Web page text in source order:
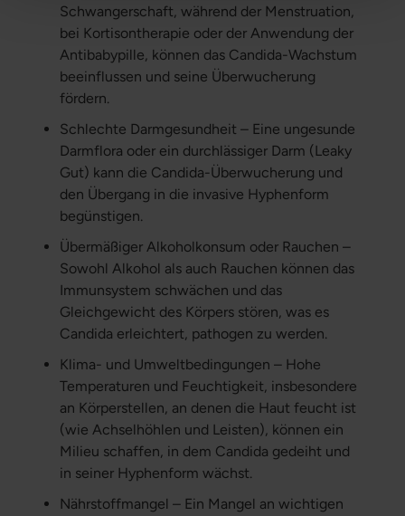
Schwangerschaft, während der Menstruation,
bei Kortisontherapie oder der Anwendung der
Antibabypille, können das Candida-Wachstum
beeinflussen und seine Überwucherung
fördern.
Schlechte Darmgesundheit – Eine ungesunde
Darmflora oder ein durchlässiger Darm (Leaky
Gut) kann die Candida-Überwucherung und
den Übergang in die invasive Hyphenform
begünstigen.
Übermäßiger Alkoholkonsum oder Rauchen –
Sowohl Alkohol als auch Rauchen können das
Immunsystem schwächen und das
Gleichgewicht des Körpers stören, was es
Candida erleichtert, pathogen zu werden.
Klima- und Umweltbedingungen – Hohe
Temperaturen und Feuchtigkeit, insbesondere
an Körperstellen, an denen die Haut feucht ist
(wie Achselhöhlen und Leisten), können ein
Milieu schaffen, in dem Candida gedeiht und
in seiner Hyphenform wächst.
Nährstoffmangel – Ein Mangel an wichtigen